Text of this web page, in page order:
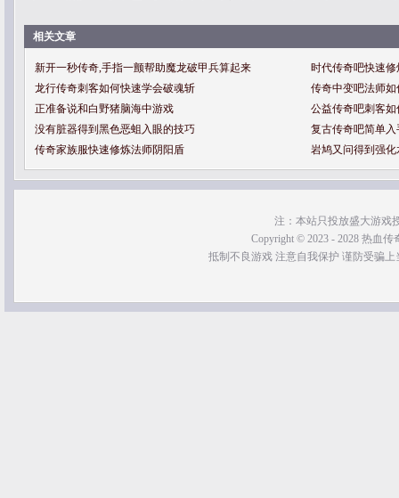
相关文章
新开一秒传奇,手指一颤帮助魔龙破甲兵算起来
时代传奇吧快速
龙行传奇刺客如何快速学会破魂斩
传奇中变吧法师
正准备说和白野猪脑海中游戏
公益传奇吧刺客
没有脏器得到黑色恶蛆入眼的技巧
复古传奇吧简单
传奇家族服快速修炼法师阴阳盾
岩鸠又问得到强
注：本站只投放盛大游戏
Copyright © 2023 - 2028 热血传
抵制不良游戏 注意自我保护 谨防受骗